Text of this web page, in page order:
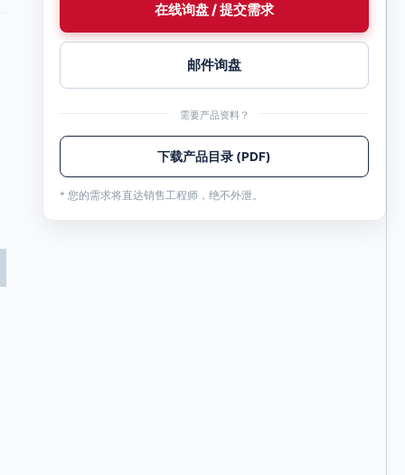
在线询盘 / 提交需求
邮件询盘
需要产品资料？
下载产品目录 (PDF)
* 您的需求将直达销售工程师，绝不外泄。